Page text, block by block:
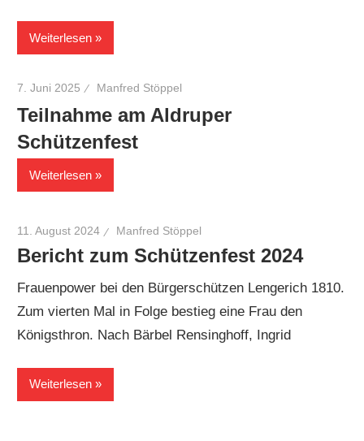
Weiterlesen
7. Juni 2025 Manfred Stöppel
Teilnahme am Aldruper
Schützenfest
Weiterlesen
11. August 2024 Manfred Stöppel
Bericht zum Schützenfest 2024
Frauenpower bei den Bürgerschützen Lengerich 1810.
Zum vierten Mal in Folge bestieg eine Frau den
Königsthron. Nach Bärbel Rensinghoff, Ingrid
Weiterlesen